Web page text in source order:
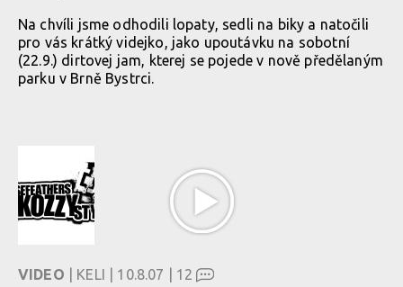
Na chvíli jsme odhodili lopaty, sedli na biky a natočili
pro vás krátký videjko, jako upoutávku na sobotní
(22.9.) dirtovej jam, kterej se pojede v nově předělaným
parku v Brně Bystrci.
VIDEO | KELI | 10.8.07 | 12